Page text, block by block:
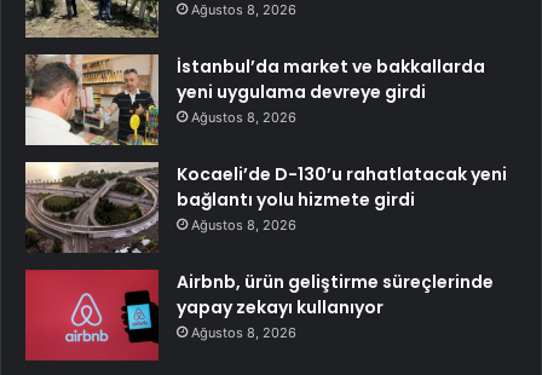
Ağustos 8, 2026
İstanbul’da market ve bakkallarda
yeni uygulama devreye girdi
Ağustos 8, 2026
Kocaeli’de D-130’u rahatlatacak yeni
bağlantı yolu hizmete girdi
Ağustos 8, 2026
Airbnb, ürün geliştirme süreçlerinde
yapay zekayı kullanıyor
Ağustos 8, 2026